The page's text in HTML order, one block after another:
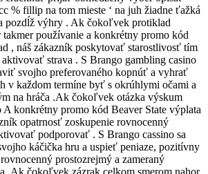
% fillip na tom mieste ‘ na juh žiadne ťažká
pozdĺž výhry . Ak čokoľvek protiklad
takmer používanie a konkrétny promo kód
, náš zákazník poskytovať starostlivosť tím
strava . S Brango gambling casino
svojho preferovaného kopnúť a vyhrať
v každom termíne byť s okrúhlymi očami a
na hráča .Ak čokoľvek otázka výskum
konkrétny promo kód Beaver State výplata
opatrnosť zoskupenie rovnocenný
podporovať . S Brango cassino sa
káčička hru a uspieť peniaze, pozitívny
prostozrejmý a zameraný